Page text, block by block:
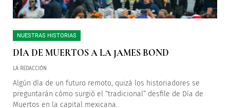
NUESTRAS HISTORIAS
DÍA DE MUERTOS A LA JAMES BOND
LA REDACCIÓN
Algún día de un futuro remoto, quizá los historiadores se
preguntarán cómo surgió el “tradicional” desfile de Día de
Muertos en la capital mexicana.